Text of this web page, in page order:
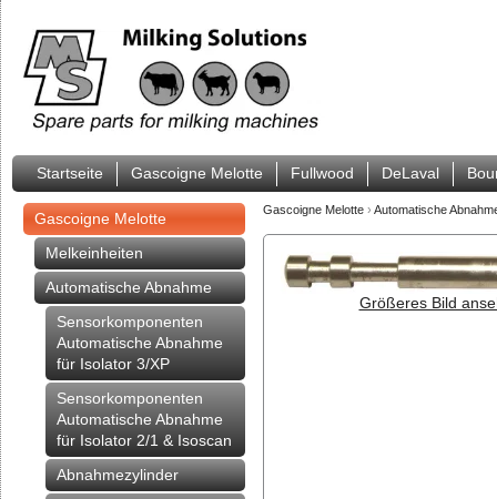
Startseite Gascoigne Melotte Fullwood DeLaval
Gascoigne Melotte
Melkeinheiten
Automatische Abnahme
Sensorkomponenten
Automatische Abnahme
für Isolator 3/XP
Sensorkomponenten
Automatische Abnahme
für Isolator 2/1 & Isoscan
Abnahmezylinder
Gascoigne Melotte › Automatische
Größeres Bild